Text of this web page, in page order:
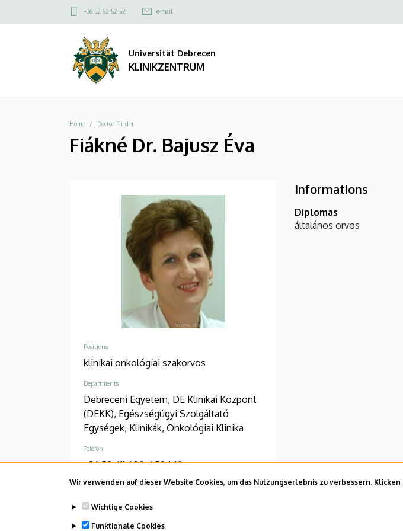
Wir verwenden auf dieser Website Cookies, um das Nutzungserlebnis zu verbessern.
Wichtige Cookies
Funktionale Cookies
KLINIKZENTRUM
zum
Felső
menü
+36 52 52 52 52 e-mail
Felső
Universität Debrecen
KLINIKZENTRUM
Breadcrumb
Home Doctor Finder
Fiákné Dr. Bajusz Éva
Positions
klinikai onkológiai szakorvos
Departments
Debreceni Egyetem, DE Klinikai Központ
(DEKK), Egészségügyi Szolgáltató
Egységek, Klinikák, Onkológiai Klinika
Telefon
+36 52 411 600 / 59449
Adresse
4032 Debrecen Nagyerdei körút 98
Address in building
Informations
Diplomas
általános orvos